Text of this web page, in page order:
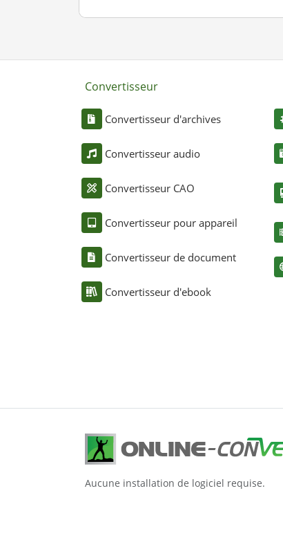
Convertisseur
Convertisseur d'archives
Convertisseur audio
Convertisseur CAO
Convertisseur pour appareil
Convertisseur de document
Convertisseur d'ebook
Aucune installation de logiciel requise.